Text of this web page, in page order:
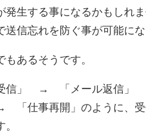
生する事になるかもしれ
信忘れを防ぐ事が可能にな
あるそうです。
ル受信」 → 「メール返信
事再開」のように、受